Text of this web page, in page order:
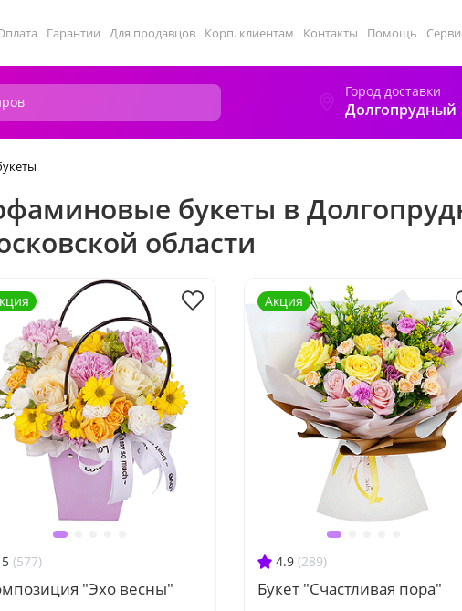
Гарантии Для продавцов Корп. клиентам Контакты Помощь
Город доставки
Долгопрудный
букеты в
области
5 (577)
"Эхо весны"
4.9 (289)
Букет "Счастливая пора"
Акция